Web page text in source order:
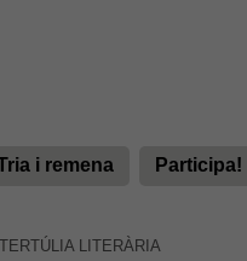
i remena Participa!
TERTÚLIA LITERÀRIA